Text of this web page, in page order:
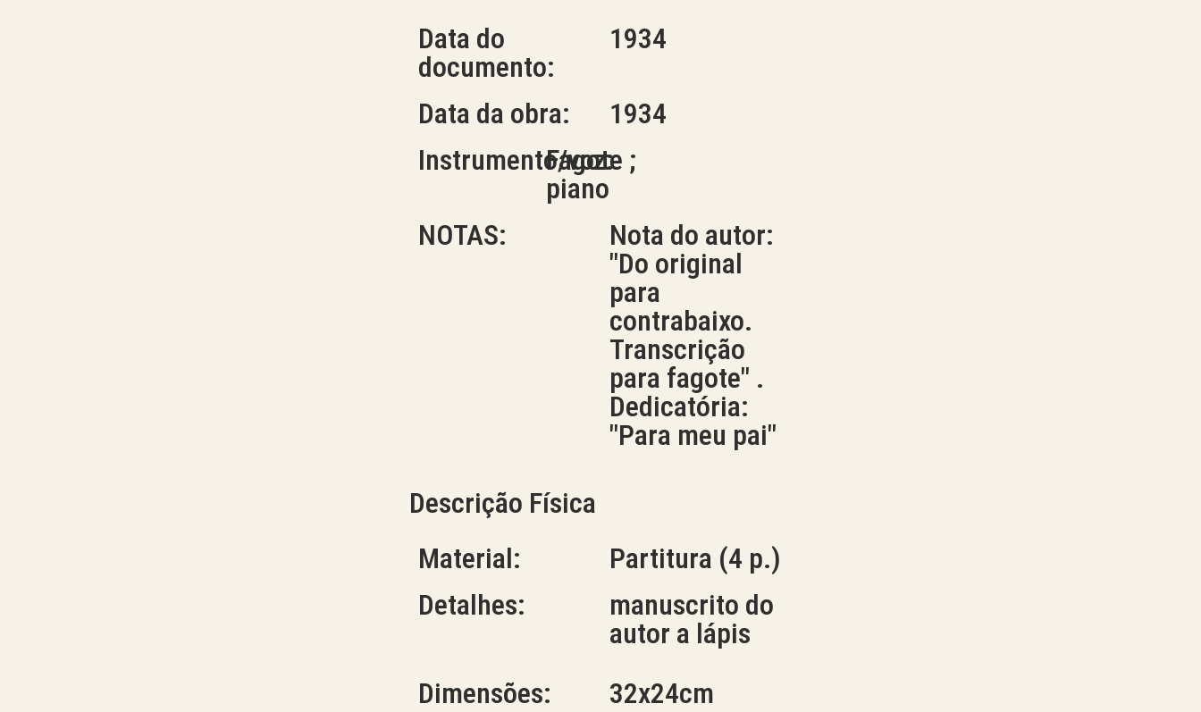
Data do
documento:
1934
Data da obra:
1934
Instrumento/voz:
Fagote ;
piano
NOTAS:
Nota do autor:
"Do original
para
contrabaixo.
Transcrição
para fagote" .
Dedicatória:
"Para meu pai"
Descrição Física
Material:
Partitura (4 p.)
Detalhes:
manuscrito do
autor a lápis
Dimensões:
32x24cm